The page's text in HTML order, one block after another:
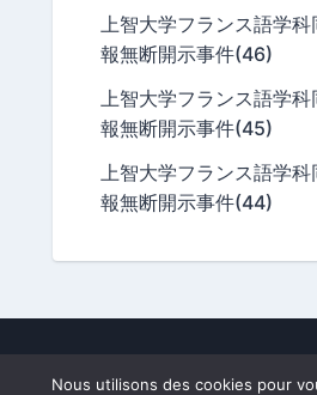
上智大学フランス語学
報無断開示事件(46)
上智大学フランス語学
報無断開示事件(45)
上智大学フランス語学
報無断開示事件(44)
Nous utilisons des cookies pour